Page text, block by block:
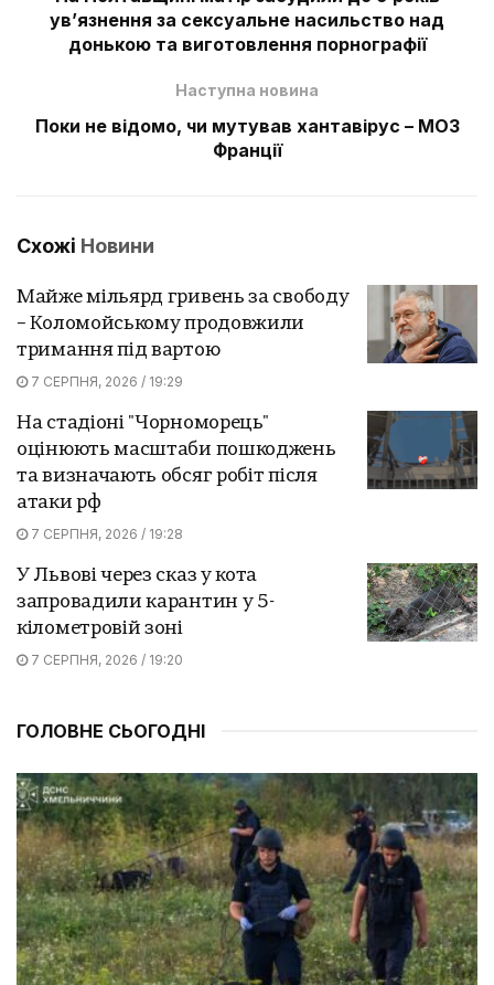
ув’язнення за сексуальне насильство над
донькою та виготовлення порнографії
Наступна новина
Поки не відомо, чи мутував хантавірус – МОЗ
Франції
Схожі Новини
Майже мільярд гривень за свободу
– Коломойському продовжили
тримання під вартою
7 СЕРПНЯ, 2026 / 19:29
На стадіоні "Чорноморець"
оцінюють масштаби пошкоджень
та визначають обсяг робіт після
атаки рф
7 СЕРПНЯ, 2026 / 19:28
У Львові через сказ у кота
запровадили карантин у 5-
кілометровій зоні
7 СЕРПНЯ, 2026 / 19:20
ГОЛОВНЕ СЬОГОДНІ